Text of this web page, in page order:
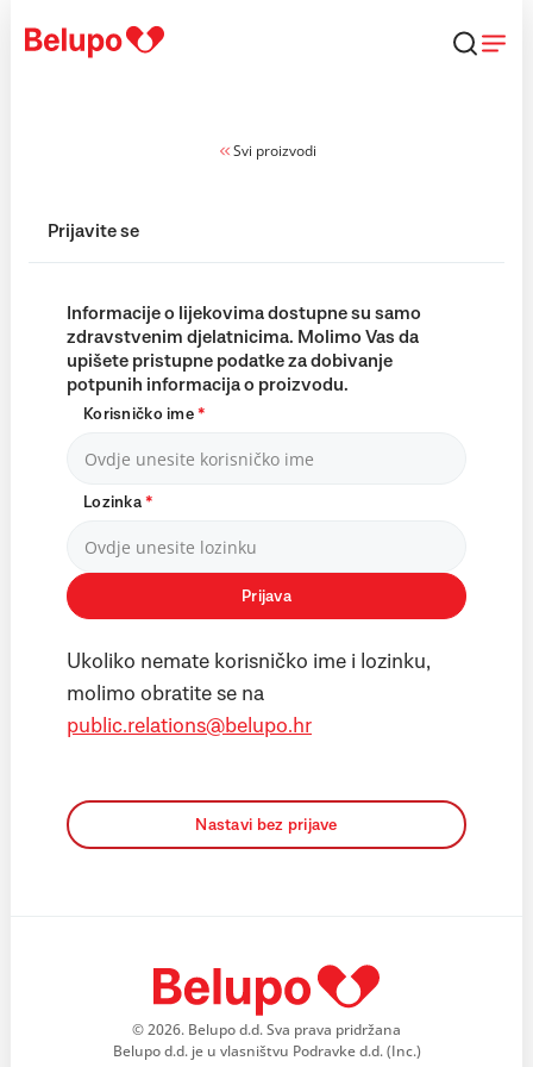
Svi proizvodi
Prijavite se
Informacije o lijekovima dostupne su samo
zdravstvenim djelatnicima. Molimo Vas da
upišete pristupne podatke za dobivanje
potpunih informacija o proizvodu.
Korisničko ime*
Lozinka*
Prijava
Ukoliko nemate korisničko ime i lozinku,
molimo obratite se na
public.relations@belupo.hr
Nastavi bez prijave
© 2026. Belupo d.d. Sva prava pridržana
Belupo d.d. je u vlasništvu Podravke d.d. (Inc.)